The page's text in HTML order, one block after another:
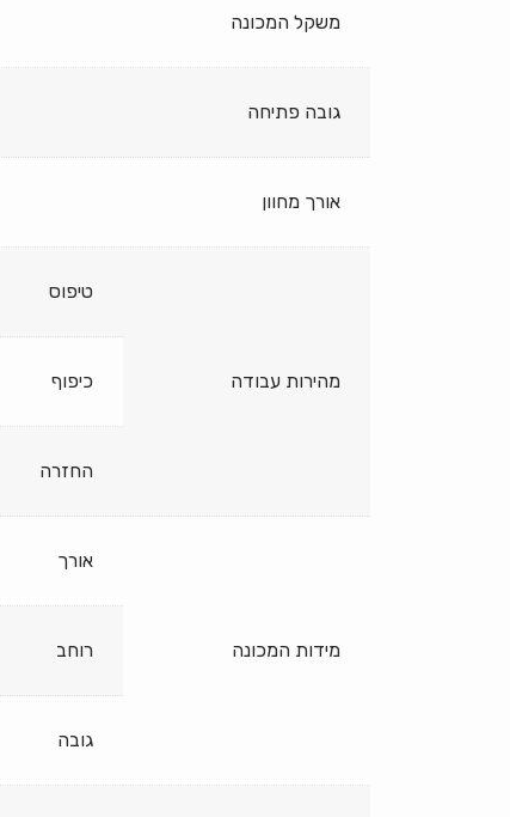
משקל המכונה
גובה פתיחה
אורך מחוון
מהירות עבודה
טיפוס
כיפוף
החזרה
מידות המכונה
אורך
רוחב
גובה